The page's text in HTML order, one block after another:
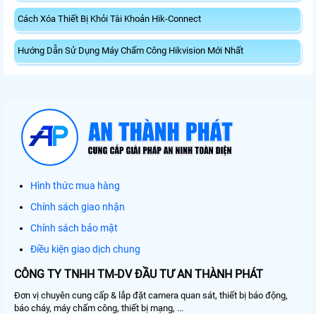
Cách Xóa Thiết Bị Khỏi Tài Khoản Hik-Connect
Hướng Dẫn Sử Dụng Máy Chấm Công Hikvision Mới Nhất
Hình thức mua hàng
Chính sách giao nhận
Chính sách bảo mật
Điều kiện giao dịch chung
CÔNG TY TNHH TM-DV ĐẦU TƯ AN THÀNH PHÁT
Đơn vị chuyên cung cấp & lắp đặt camera quan sát, thiết bị báo động,
báo cháy, máy chấm công, thiết bị mạng, ...